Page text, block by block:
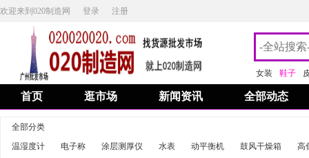
欢迎来到020制造网 登录 注册
女装 鞋子
首页 逛市场 新闻资讯 全部动态
全部分类
温湿度计
电子称 涂层测厚仪 水表 动平衡机 鼓风干燥箱 高